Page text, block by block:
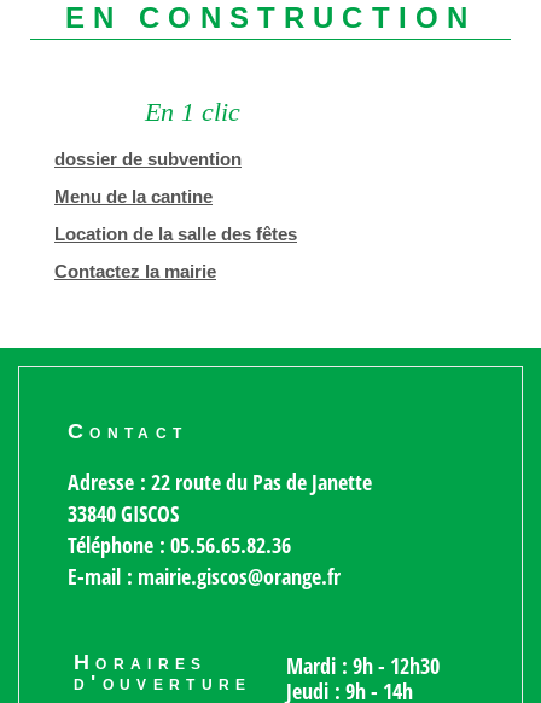
EN CONSTRUCTION
En 1 clic
dossier de subvention
Menu de la cantine
Location de la salle des fêtes
Contactez la mairie
Contact
Adresse : 22 route du Pas de Janette
33840 GISCOS
Téléphone : 05.56.65.82.36
E-mail : mairie.giscos@orange.fr
Horaires
d'ouverture
Mardi : 9h - 12h30
Jeudi : 9h - 14h